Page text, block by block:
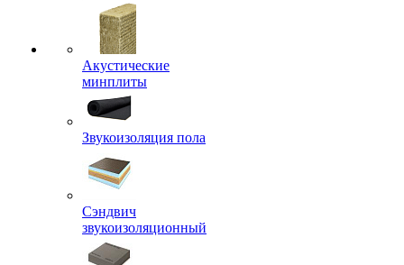
Акустические
минплиты
Звукоизоляция пола
Сэндвич
звукоизоляционный